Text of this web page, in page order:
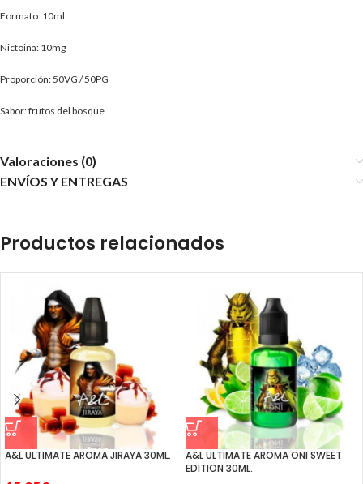
Formato: 10ml
Nictoina: 10mg
Proporción: 50VG / 50PG
Sabor: frutos del bosque
Valoraciones (0)
ENVÍOS Y ENTREGAS
Productos relacionados
A&L ULTIMATE AROMA JIRAYA 30ML.
A&L ULTIMATE AROMA ONI SWEET
EDITION 30ML.